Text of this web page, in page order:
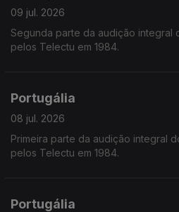
09 jul. 2026
Segunda parte da audição
pelos Telectu em 1984.
Portugália
08 jul. 2026
Primeira parte da audição integral
pelos Telectu em 1984.
Portugália